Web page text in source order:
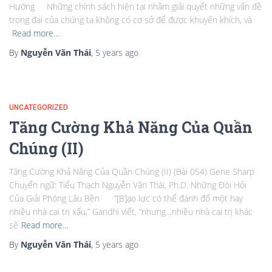
Hướng Những chính sách hiện tại nhằm giải quyết những vấn đề
trọng đại của chúng ta không có cơ sở để được khuyến khích, và
Read more…
By Nguyễn Văn Thái, 5 years ago
UNCATEGORIZED
Tăng Cường Khả Năng Của Quần
Chúng (II)
Tăng Cường Khả Năng Của Quần Chúng (II) (Bài 054) Gene Sharp
Chuyển ngữ: Tiểu Thạch Nguyễn Văn Thái, Ph.D. Những Đòi Hỏi
Của Giải Phóng Lâu Bền “[B]ạo lực có thể đánh đổ một hay
nhiều nhà cai trị xấu,” Gandhi viết, “nhưng…nhiều nhà cai trị khác
sẽ Read more…
By Nguyễn Văn Thái, 5 years ago